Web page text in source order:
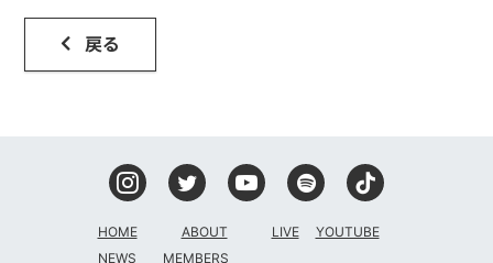
戻る
HOME
NEWS
ABOUT
MEMBERS
LIVE YOUTUBE